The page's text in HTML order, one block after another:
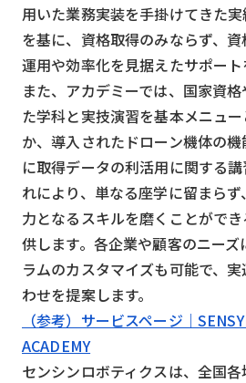
SIM
スマホ
用いた業務実装を手掛けてきた
を基に、資格取得のみならず、
運用や効率化を見据えたサポート
また、アカデミーでは、国家資
た学科と実技演習を基本メニュ
か、導入されたドローン機体の
に取得データの利活用に関する
れにより、単なる座学に留まら
力となるスキルを磨くことがで
供します。各企業や顧客のニー
ラムのカスタマイズも可能で、
わせを提案します。
（参考）サービスページ｜
ACADEMY
センシンロボティクスは、全国